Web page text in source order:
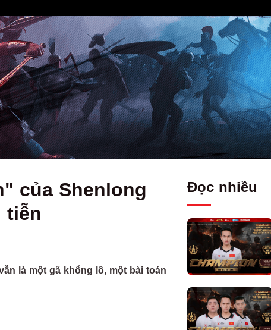
của Shenlong
tiễn
là một gã khổng lồ, một bài toán
Đọc nhiều